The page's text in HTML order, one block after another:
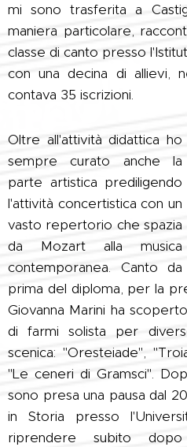
mi sono trasferita a
maniera particolare,
classe di canto presso
con una decina di allievi,
contava 35 iscrizioni.
Oltre all'attività didattica ho
sempre curato anche la
parte artistica prediligendo
l'attività concertistica con un
vasto repertorio che spazia
da Mozart alla musica
contemporanea. Canto da
prima del diploma, per la
Giovanna Marini ha
di farmi solista per
scenica: "Oresteiade",
"Le ceneri di Gramsci".
sono presa una pausa dal
in Storia presso
riprendere subito dopo